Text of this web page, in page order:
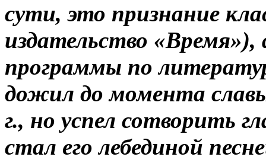
сути, это признание
издательство
программы по
дожил до момента
г., но успел сотворить
стал его лебединой